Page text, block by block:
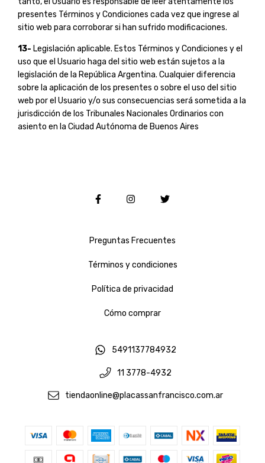
presentes Términos y Condiciones cada vez que ingrese al
sitio web para corroborar si han sufrido modificaciones.
13- Legislación aplicable. Estos Términos y Condiciones y el
uso que el Usuario haga del sitio web están sujetos a la
legislación de la República Argentina. Cualquier diferencia
sobre la aplicación de los presentes o sobre el uso del sitio
web por el Usuario y/o sus consecuencias será sometida a la
jurisdicción de los Tribunales Nacionales Ordinarios con
asiento en la Ciudad Autónoma de Buenos Aires
Preguntas Frecuentes
Términos y condiciones
Política de privacidad
Cómo comprar
5491137784932
11 3778-4932
tiendaonline@placassanfrancisco.com.ar